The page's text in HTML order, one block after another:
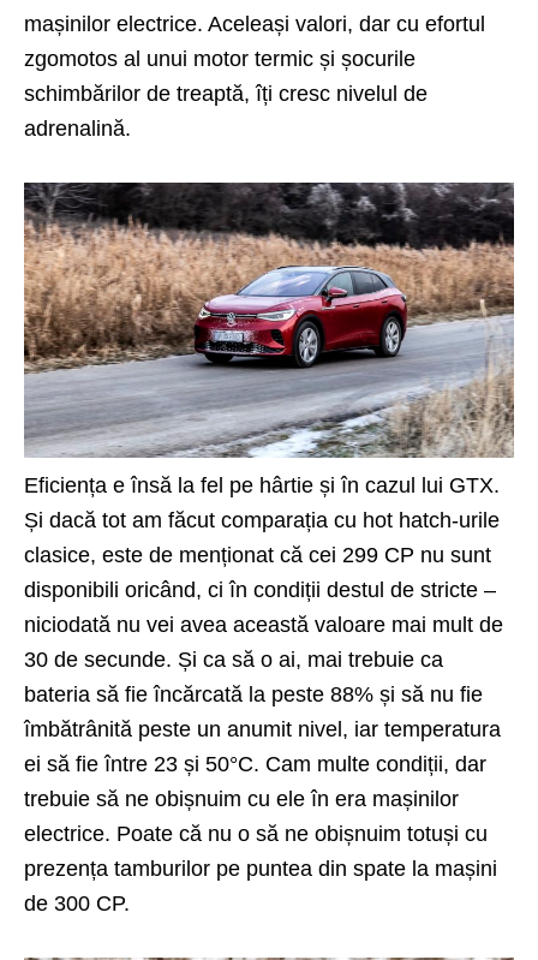
mașinilor electrice. Aceleași valori, dar cu efortul
zgomotos al unui motor termic și șocurile
schimbărilor de treaptă, îți cresc nivelul de
adrenalină.
Eficiența e însă la fel pe hârtie și în cazul lui GTX.
Și dacă tot am făcut comparația cu hot hatch-urile
clasice, este de menționat că cei 299 CP nu sunt
disponibili oricând, ci în condiții destul de stricte –
niciodată nu vei avea această valoare mai mult de
30 de secunde. Și ca să o ai, mai trebuie ca
bateria să fie încărcată la peste 88% și să nu fie
îmbătrânită peste un anumit nivel, iar temperatura
ei să fie între 23 și 50°C. Cam multe condiții, dar
trebuie să ne obișnuim cu ele în era mașinilor
electrice. Poate că nu o să ne obișnuim totuși cu
prezența tamburilor pe puntea din spate la mașini
de 300 CP.